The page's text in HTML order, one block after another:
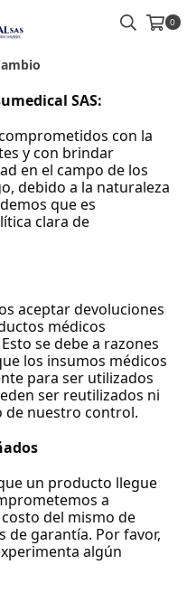
0
SAS:
con la
y con brindar
en el campo de los
debido a la naturaleza
que es
clara de
aceptar devoluciones
médicos
se debe a razones
los insumos médicos
para ser utilizados
ser reutilizados ni
de nuestro control.
un producto llegue
a
del mismo de
de garantía. Por favor,
algún